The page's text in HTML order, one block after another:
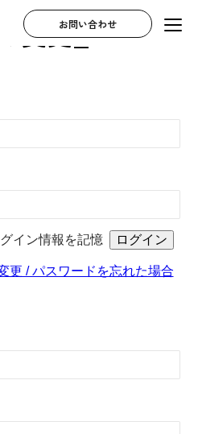
お問い合わせ
変更_master
イン情報を記憶
更 / パスワードを忘れた場合